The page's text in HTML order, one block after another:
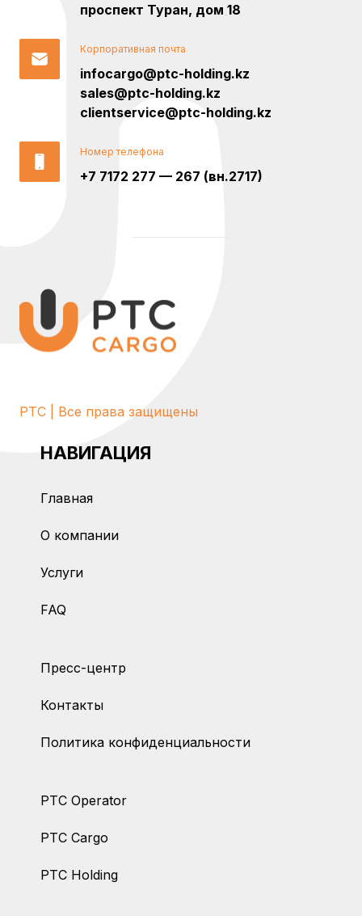
проспект Туран, дом 18
Корпоративная почта
infocargo@ptc-holding.kz
sales@ptc-holding.kz
clientservice@ptc-holding.kz
Номер телефона
+7 7172 277 — 267 (вн.2717)
PTC | Все права защищены
НАВИГАЦИЯ
Главная
О компании
Услуги
FAQ
Пресс-центр
Контакты
Политика конфиденциальности
PTC Operator
PTC Cargo
PTC Holding